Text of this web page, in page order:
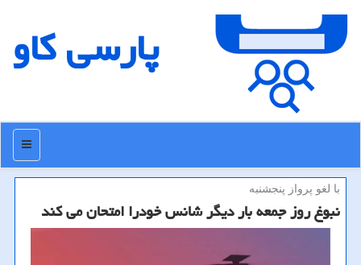
پارسی كاو
منو
با لغو پرواز پنجشنبه
نبوغ روز جمعه بار دیگر شانس خودرا امتحان می كند